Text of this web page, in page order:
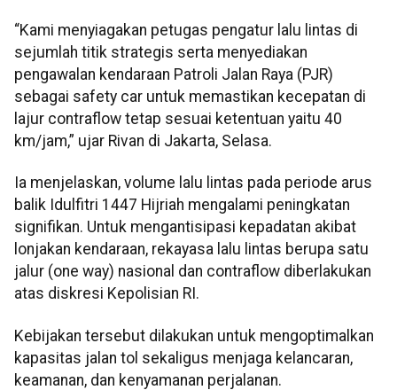
“Kami menyiagakan petugas pengatur lalu lintas di
sejumlah titik strategis serta menyediakan
pengawalan kendaraan Patroli Jalan Raya (PJR)
sebagai safety car untuk memastikan kecepatan di
lajur contraflow tetap sesuai ketentuan yaitu 40
km/jam,” ujar Rivan di Jakarta, Selasa.
Ia menjelaskan, volume lalu lintas pada periode arus
balik Idulfitri 1447 Hijriah mengalami peningkatan
signifikan. Untuk mengantisipasi kepadatan akibat
lonjakan kendaraan, rekayasa lalu lintas berupa satu
jalur (one way) nasional dan contraflow diberlakukan
atas diskresi Kepolisian RI.
Kebijakan tersebut dilakukan untuk mengoptimalkan
kapasitas jalan tol sekaligus menjaga kelancaran,
keamanan, dan kenyamanan perjalanan.